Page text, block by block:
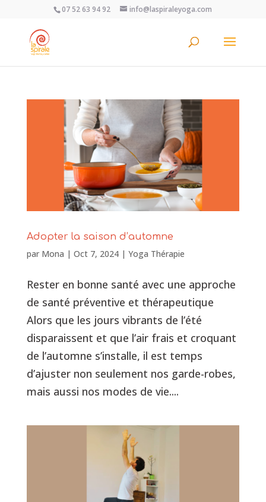
07 52 63 94 92 info@laspiraleyoga.com
Adopter la saison d’automne
par Mona | Oct 7, 2024| Yoga Thérapie
Rester en bonne santé avec une approche
de santé préventive et thérapeutique
Alors que les jours vibrants de l’été
disparaissent et que l’air frais et croquant
de l’automne s’installe, il est temps
d’ajuster non seulement nos garde-robes,
mais aussi nos modes de vie....